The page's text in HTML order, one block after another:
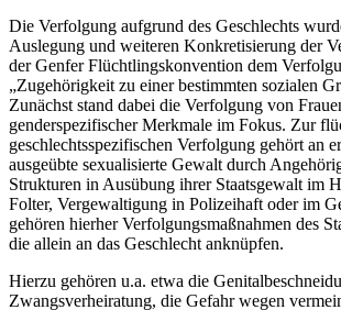
Die Verfolgung aufgrund des Geschlechts
Auslegung und weiteren Konkretisierung der
der Genfer Flüchtlingskonvention dem
„Zugehörigkeit zu einer bestimmten sozialen
Zunächst stand dabei die Verfolgung von
genderspezifischer Merkmale im Fokus. Zur
geschlechtsspezifischen Verfolgung gehört an
ausgeübte sexualisierte Gewalt durch
Strukturen in Ausübung ihrer Staatsgewalt im
Folter, Vergewaltigung in Polizeihaft oder im
gehören hierher Verfolgungsmaßnahmen des
die allein an das Geschlecht anknüpfen.
Hierzu gehören u.a. etwa die
Zwangsverheiratung, die Gefahr wegen